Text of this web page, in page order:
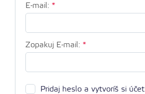
E-mail: *
Zopakuj E-mail: *
Pridaj heslo a vytvoríš si účet